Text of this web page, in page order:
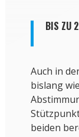
BIS ZU
Auch in
bislang
beiden